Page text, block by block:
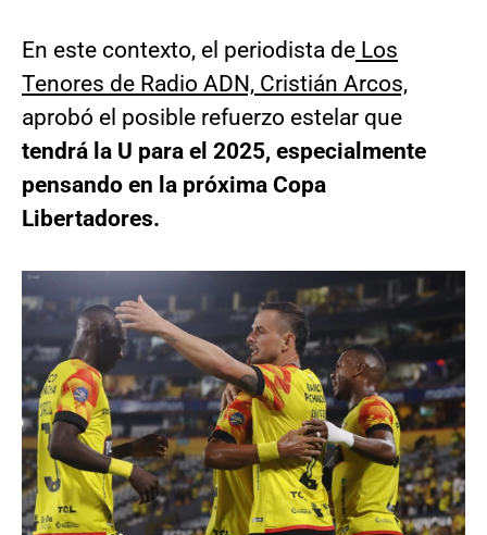
En este contexto, el periodista de Los
Tenores de Radio ADN, Cristián Arcos,
aprobó el posible refuerzo estelar que
tendrá la U para el 2025, especialmente
pensando en la próxima Copa
Libertadores.